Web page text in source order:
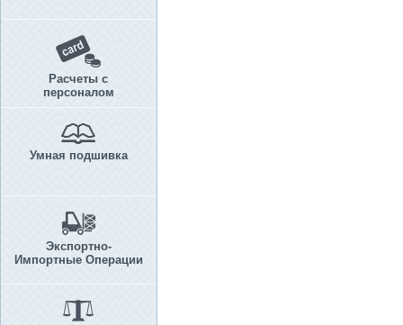
Расчеты с
персоналом
Умная подшивка
Экспортно-
Импортные Операции